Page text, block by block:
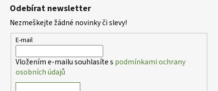
Odebírat newsletter
Nezmeškejte žádné novinky či slevy!
E-mail
Vložením e-mailu souhlasíte s podmínkami ochrany
osobních údajů